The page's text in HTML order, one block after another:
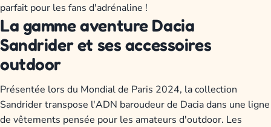
parfait pour les fans d'adrénaline !
La gamme aventure Dacia
Sandrider et ses accessoires
outdoor
Présentée lors du Mondial de Paris 2024, la collection
Sandrider transpose l'ADN baroudeur de Dacia dans une ligne
de vêtements pensée pour les amateurs d'outdoor. Les